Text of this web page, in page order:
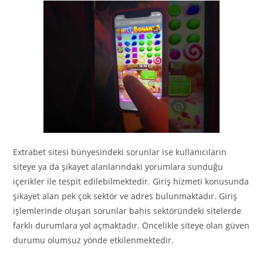
Extrabet sitesi bünyesindeki sorunlar ise kullanıcıların
siteye ya da şikayet alanlarındaki yorumlara sunduğu
içerikler ile tespit edilebilmektedir. Giriş hizmeti konusunda
şikayet alan pek çok sektör ve adres bulunmaktadır. Giriş
işlemlerinde oluşan sorunlar bahis sektöründeki sitelerde
farklı durumlara yol açmaktadır. Öncelikle siteye olan güven
durumu olumsuz yönde etkilenmektedir.